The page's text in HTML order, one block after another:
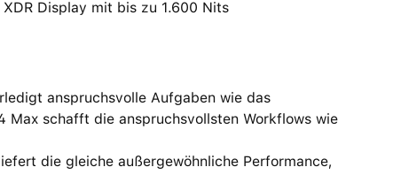
Display mit bis zu 1.600 Nits
anspruchsvolle Aufgaben wie das
Max schafft die anspruchsvollsten Workflows wie
die gleiche außergewöhnliche Performance,